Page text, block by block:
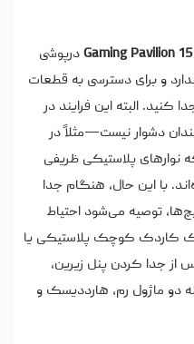
Gaming Pavilion 15 درپوشی
و برای دسترسی به قطعات
کنید. البته این فرایند در
دشوار نیست—مثلاً در
نوارهای پلاستیکی ظریفی
با این حال، هنگام جدا
توصیه می‌شود احتیاط
یک کاردک کوچک پلاستیکی یا
از جدا کردن پنل زیرین،
دو ماژول رم، هارددیسک و